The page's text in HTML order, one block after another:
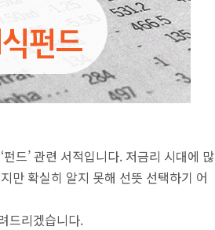
드’ 관련 서적입니다. 저금리 시대에 많
만 확실히 알지 못해 선뜻 선택하기 어
드리겠습니다.